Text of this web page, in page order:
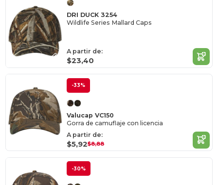
DRI DUCK 3254
Wildlife Series Mallard Caps
A partir de:
$23,40
-33%
Valucap VC150
Gorra de camuflaje con licencia
A partir de:
$5,92$8,88
-30%